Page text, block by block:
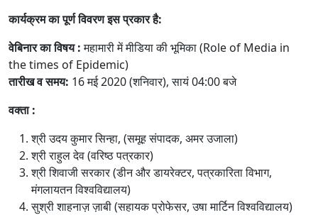
कार्यक्रम का पूर्ण विवरण इस प्रकार है:
वेबिनार का विषय :महामारी में मीडिया की भूमिका (Role of Media in
the times of Epidemic)
तारीख व समय: 16 मई 2020 (शनिवार), सायं 04:00 बजे
वक्ता :
श्री उदय कुमार सिन्हा, (समूह संपादक, अमर उजाला)
श्री राहुल देव (वरिष्ठ पत्रकार)
श्री शिवाजी सरकार (डीन और डायरेक्टर, पत्रकारिता विभाग,
मंगलायतन विश्वविद्यालय)
सुश्री शाहनाज़ ज़ाबी (सहायक प्रोफेसर, उषा मार्टिन विश्वविद्यालय)